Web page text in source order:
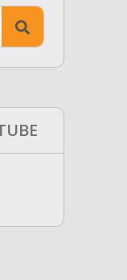
Search
for: